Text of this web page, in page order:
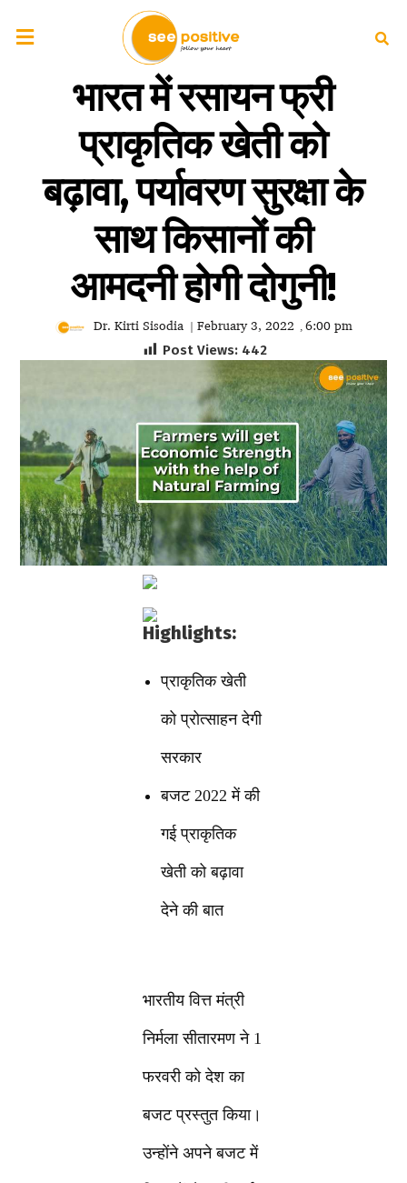
भारत में रसायन फ्री
प्राकृतिक खेती को
बढ़ावा, पर्यावरण सुरक्षा के
साथ किसानों की
आमदनी होगी दोगुनी!
Dr. Kirti Sisodia | February 3, 2022 , 6:00 pm
Post Views: 442
Highlights:
प्राकृतिक खेती
को प्रोत्साहन देगी
सरकार
बजट 2022 में की
गई प्राकृतिक
खेती को बढ़ावा
देने की बात
भारतीय वित्त मंत्री
निर्मला सीतारमण ने 1
फरवरी को देश का
बजट प्रस्तुत किया।
उन्होंने अपने बजट में